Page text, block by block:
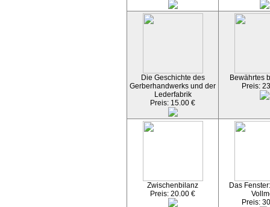
Die Geschichte des
Gerberhandwerks und der
Lederfabrik
Preis: 15.00 €
Bewährtes
Preis:
Zwischenbilanz
Preis: 20.00 €
Das
Preis: